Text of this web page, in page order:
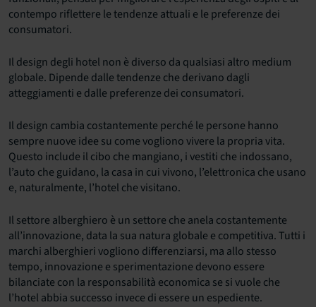
contempo riflettere le tendenze attuali e le preferenze dei
consumatori.
Il design degli hotel non è diverso da qualsiasi altro medium
globale. Dipende dalle tendenze che derivano dagli
atteggiamenti e dalle preferenze dei consumatori.
Il design cambia costantemente perché le persone hanno
sempre nuove idee su come vogliono vivere la propria vita.
Questo include il cibo che mangiano, i vestiti che indossano,
l’auto che guidano, la casa in cui vivono, l’elettronica che usano
e, naturalmente, l’hotel che visitano.
Il settore alberghiero è un settore che anela costantemente
all’innovazione, data la sua natura globale e competitiva. Tutti i
marchi alberghieri vogliono differenziarsi, ma allo stesso
tempo, innovazione e sperimentazione devono essere
bilanciate con la responsabilità economica se si vuole che
l’hotel abbia successo invece di essere un espediente.